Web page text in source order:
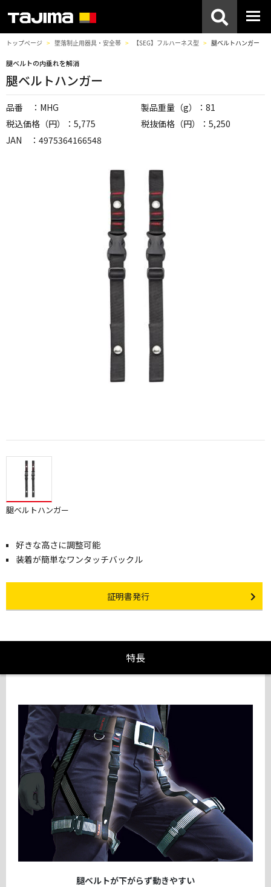
トップページ 墜落制止用器具・安全帯 【SEG】フルハーネス型 腿ベルトハンガー
腿ベルトの内垂れを解消
腿ベルトハンガー
品番 ：MHG
製品重量（g）：81
税込価格（円）：5,775
税抜価格（円）：5,250
JAN ：4975364166548
腿ベルトハンガー
好きな高さに調整可能
装着が簡単なワンタッチバックル
Certificate Issuance
証明書発行
特長
腿ベルトが下がらず動きやすい